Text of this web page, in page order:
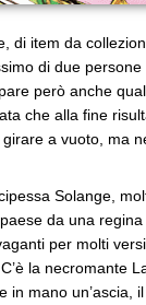
di item da
di due
però anche
che alla fine
a vuoto, ma
Solange,
da una
per molti
la necromante
mano un’ascia,